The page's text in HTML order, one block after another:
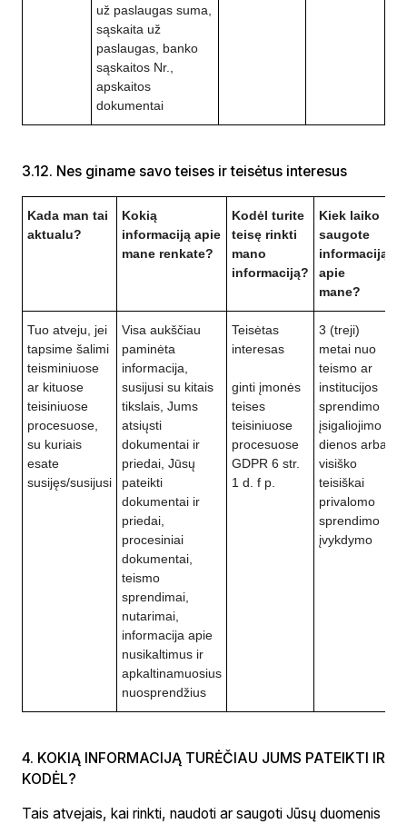
už paslaugas suma,
sąskaita už
paslaugas, banko
sąskaitos Nr.,
apskaitos
dokumentai
3.12. Nes giname savo teises ir teisėtus interesus
Kada man tai
aktualu?
Kokią
informaciją apie
mane renkate?
Kodėl turite
teisę rinkti
mano
informaciją?
Kiek laiko
saugote
informaciją
apie
mane?
Tuo atveju, jei
tapsime šalimi
teisminiuose
ar kituose
teisiniuose
procesuose,
su kuriais
esate
susijęs/susijusi
Visa aukščiau
paminėta
informacija,
susijusi su kitais
tikslais, Jums
atsiųsti
dokumentai ir
priedai, Jūsų
pateikti
dokumentai ir
priedai,
procesiniai
dokumentai,
teismo
sprendimai,
nutarimai,
informacija apie
nusikaltimus ir
apkaltinamuosius
nuosprendžius
Teisėtas
interesas
ginti įmonės
teises
teisiniuose
procesuose
GDPR 6 str.
1 d. f p.
3 (treji)
metai nuo
teismo ar
institucijos
sprendimo
įsigaliojimo
dienos arba
visiško
teisiškai
privalomo
sprendimo
įvykdymo
4. KOKIĄ INFORMACIJĄ TURĖČIAU JUMS PATEIKTI IR
KODĖL?
Tais atvejais, kai rinkti, naudoti ar saugoti Jūsų duomenis